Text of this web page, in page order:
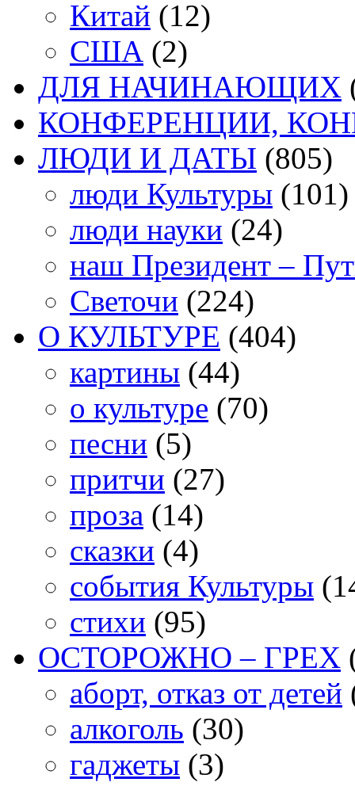
Китай (12)
США (2)
ДЛЯ НАЧИНАЮЩИХ
КОНФЕРЕНЦИИ,
ЛЮДИ И ДАТЫ (805)
люди Культуры (101)
люди науки (24)
наш Президент –
Светочи (224)
О КУЛЬТУРЕ (404)
картины (44)
о культуре (70)
песни (5)
притчи (27)
проза (14)
сказки (4)
события Культуры
стихи (95)
ОСТОРОЖНО – ГРЕХ
аборт, отказ от детей
алкоголь (30)
гаджеты (3)